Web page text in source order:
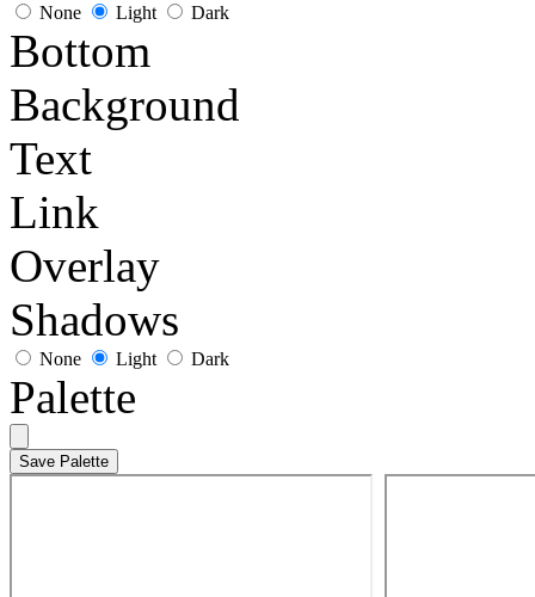
None Light Dark
Bottom
Background
Text
Link
Overlay
Shadows
None Light Dark
Palette
Save Palette